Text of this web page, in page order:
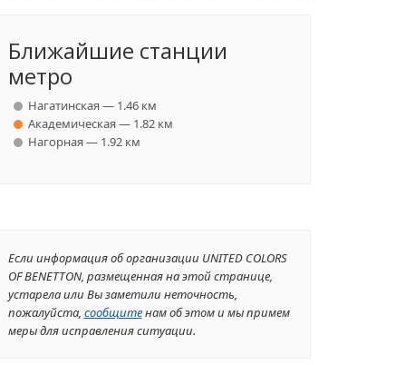
Ближайшие станции
метро
Нагатинская — 1.46 км
Академическая — 1.82 км
Нагорная — 1.92 км
Если информация об организации UNITED COLORS
OF BENETTON, размещенная на этой странице,
устарела или Вы заметили неточность,
пожалуйста, сообщитенам об этом и мы примем
меры для исправления ситуации.